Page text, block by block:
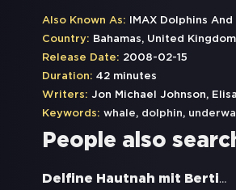
Also Known As: IMAX Dolphins
Country: Bahamas, United Kingdom
Release Date: 2008-02-15
Duration: 42 minutes
Writers: Jon Michael Johnson,
Keywords: whale, dolphin,
People also
Delfine Hautnah mit Bertie Gregory